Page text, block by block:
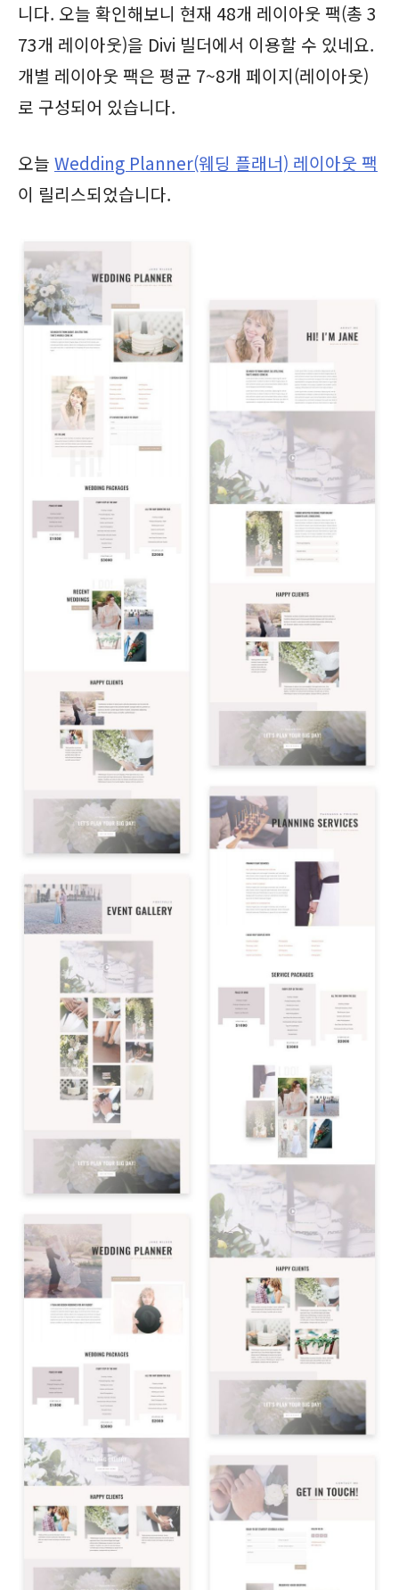
니다. 오늘 확인해보니 현재 48개 레이아웃 팩(총 3
73개 레이아웃)을 Divi 빌더에서 이용할 수 있네요.
개별 레이아웃 팩은 평균 7~8개 페이지(레이아웃)
로 구성되어 있습니다.
오늘 Wedding Planner(웨딩 플래너) 레이아웃 팩
이 릴리스되었습니다.